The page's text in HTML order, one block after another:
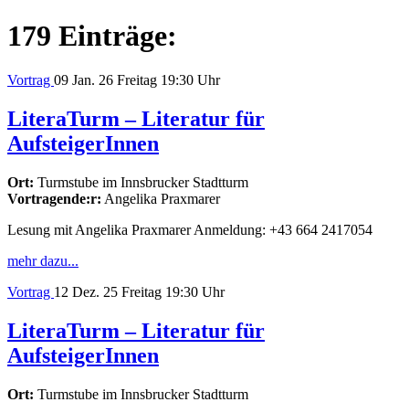
179 Einträge:
Vortrag 09 Jan. 26 Freitag 19:30 Uhr
LiteraTurm – Literatur für
AufsteigerInnen
Ort: Turmstube im Innsbrucker Stadtturm
Vortragende:r: Angelika Praxmarer
Lesung mit Angelika Praxmarer Anmeldung: +43 664 2417054
mehr dazu...
Vortrag 12 Dez. 25 Freitag 19:30 Uhr
LiteraTurm – Literatur für
AufsteigerInnen
Ort: Turmstube im Innsbrucker Stadtturm